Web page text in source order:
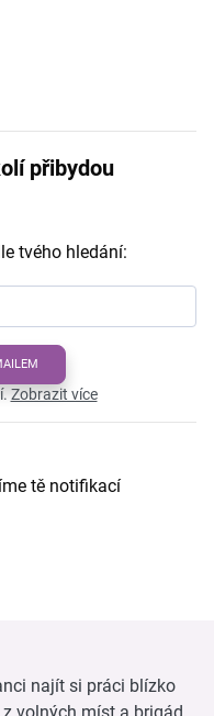
přibydou
tvého hledání:
Zobrazit více
tě notifikací
najít si práci blízko
volných míst a brigád